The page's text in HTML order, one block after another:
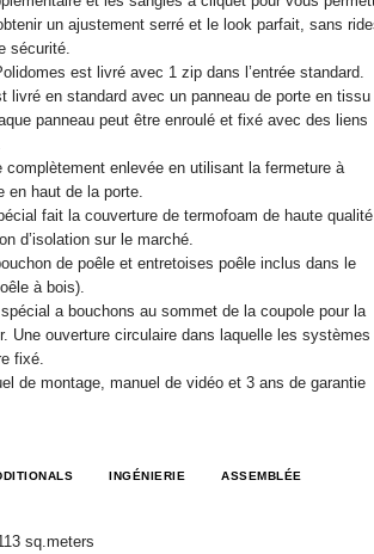
un ajustement serré et le look parfait, sans
sécurité.
est livré avec 1 zip dans l’entrée standard.
livré en standard avec un panneau de porte en tissu
panneau peut être enroulé et fixé avec des liens
complètement enlevée en utilisant la fermeture à
en haut de la porte.
fait la couverture de termofoam de haute qualité
d’isolation sur le marché.
de poêle et entretoises poêle inclus dans le
à bois).
a bouchons au sommet de la coupole pour la
Une ouverture circulaire dans laquelle les systèmes
fixé.
de montage, manuel de vidéo et 3 ans de garantie
INGÉNIERIE ASSEMBLÉE
sq.meters